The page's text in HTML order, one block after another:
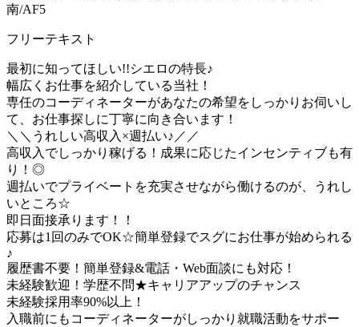
南/AF5
フリーテキスト
最初に知ってほしい!!シエロの特長♪
幅広くお仕事を紹介している当社！
専任のコーディネーターがあなたの希望をしっかりお伺いし
て、お仕事探しに丁寧に向き合います！
＼＼うれしい高収入×週払い♪／／
高収入でしっかり稼げる！成果に応じたインセンティブも有
り！◎
週払いでプライベートを充実させながら働けるのが、うれし
いところ☆
即日面接承ります！！
応募は1回のみでOK☆簡単登録でスグにお仕事が始められる
♪
履歴書不要！簡単登録&電話・Web面談にも対応！
未経験歓迎！学歴不問★キャリアアップのチャンス
未経験採用率90%以上！
入職前にもコーディネーターがしっかり就職活動をサポー